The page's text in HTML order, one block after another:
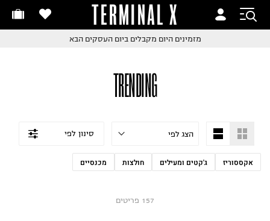
TERMINAL X
החלפות והחזרות בקליקעם שליח עד הבית!
TRENDING
סינון לפי
אקססוריז ג'קטים ומעילים חולצות מכנסיים
157 פריטים